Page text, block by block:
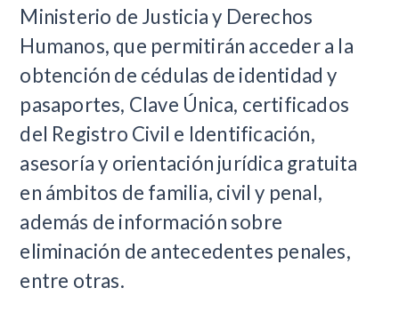
Ministerio de Justicia y Derechos
Humanos, que permitirán acceder a la
obtención de cédulas de identidad y
pasaportes, Clave Única, certificados
del Registro Civil e Identificación,
asesoría y orientación jurídica gratuita
en ámbitos de familia, civil y penal,
además de información sobre
eliminación de antecedentes penales,
entre otras.